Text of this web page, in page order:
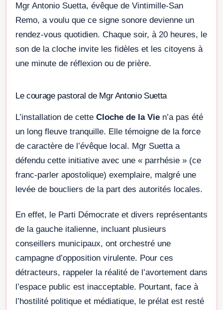
Mgr Antonio Suetta, évêque de Vintimille-San
Remo, a voulu que ce signe sonore devienne un
rendez-vous quotidien. Chaque soir, à 20 heures, le
son de la cloche invite les fidèles et les citoyens à
une minute de réflexion ou de prière.
Le courage pastoral de Mgr Antonio Suetta
L’installation de cette Cloche de la Vie n’a pas été
un long fleuve tranquille. Elle témoigne de la force
de caractère de l’évêque local. Mgr Suetta a
défendu cette initiative avec une « parrhésie » (ce
franc-parler apostolique) exemplaire, malgré une
levée de boucliers de la part des autorités locales.
En effet, le Parti Démocrate et divers représentants
de la gauche italienne, incluant plusieurs
conseillers municipaux, ont orchestré une
campagne d’opposition virulente. Pour ces
détracteurs, rappeler la réalité de l’avortement dans
l’espace public est inacceptable. Pourtant, face à
l’hostilité politique et médiatique, le prélat est resté